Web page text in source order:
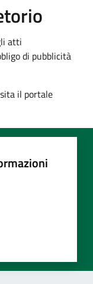
atti
di pubblicità
il portale